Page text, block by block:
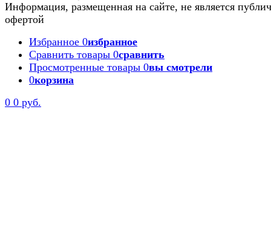
Информация, размещенная на сайте, не является
офертой
Избранное 0избранное
Сравнить товары 0сравнить
Просмотренные товары 0вы смотрели
0корзина
0 0 руб.